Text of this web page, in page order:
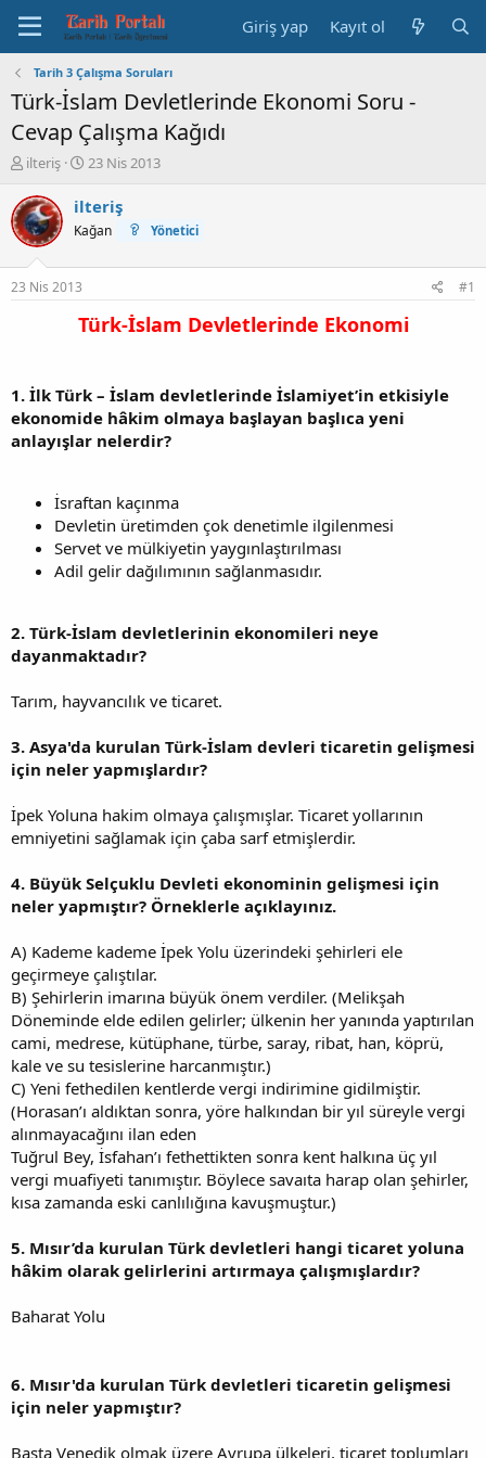
Giriş yap Kayıt ol
Tarih 3 Çalışma Soruları
Türk-İslam Devletlerinde Ekonomi Soru -
Cevap Çalışma Kağıdı
K
n
b
u
u
b
t
a
n
ilteriş
B
ş
a
ç
t
i
h
i
23 Nis 2013
ilteriş
Kağan Yönetici
23 Nis 2013 #1
Türk-İslam Devletlerinde Ekonomi
1. İlk Türk – İslam devletlerinde İslamiyet’in etkisiyle
ekonomide hâkim olmaya başlayan başlıca yeni
anlayışlar nelerdir?
İsraftan kaçınma
Devletin üretimden çok denetimle ilgilenmesi
Servet ve mülkiyetin yaygınlaştırılması
Adil gelir dağılımının sağlanmasıdır.
2. Türk-İslam devletlerinin ekonomileri neye
dayanmaktadır?
Tarım, hayvancılık ve ticaret.
3. Asya'da kurulan Türk-İslam devleri ticaretin gelişmesi
için neler yapmışlardır?
İpek Yoluna hakim olmaya çalışmışlar. Ticaret yollarının
emniyetini sağlamak için çaba sarf etmişlerdir.
4. Büyük Selçuklu Devleti ekonominin gelişmesi için
neler yapmıştır? Örneklerle açıklayınız.
A) Kademe kademe İpek Yolu üzerindeki şehirleri ele
geçirmeye çalıştılar.
B) Şehirlerin imarına büyük önem verdiler. (Melikşah
Döneminde elde edilen gelirler; ülkenin her yanında yaptırılan
cami, medrese, kütüphane, türbe, saray, ribat, han, köprü,
kale ve su tesislerine harcanmıştır.)
C) Yeni fethedilen kentlerde vergi indirimine gidilmiştir.
(Horasan’ı aldıktan sonra, yöre halkından bir yıl süreyle vergi
alınmayacağını ilan eden
Tuğrul Bey, İsfahan’ı fethettikten sonra kent halkına üç yıl
vergi muafiyeti tanımıştır. Böylece savaıta harap olan şehirler,
kısa zamanda eski canlılığına kavuşmuştur.)
5. Mısır’da kurulan Türk devletleri hangi ticaret yoluna
hâkim olarak gelirlerini artırmaya çalışmışlardır?
Baharat Yolu
6. Mısır'da kurulan Türk devletleri ticaretin gelişmesi
için neler yapmıştır?
Başta Venedik olmak üzere Avrupa ülkeleri, ticaret toplumları